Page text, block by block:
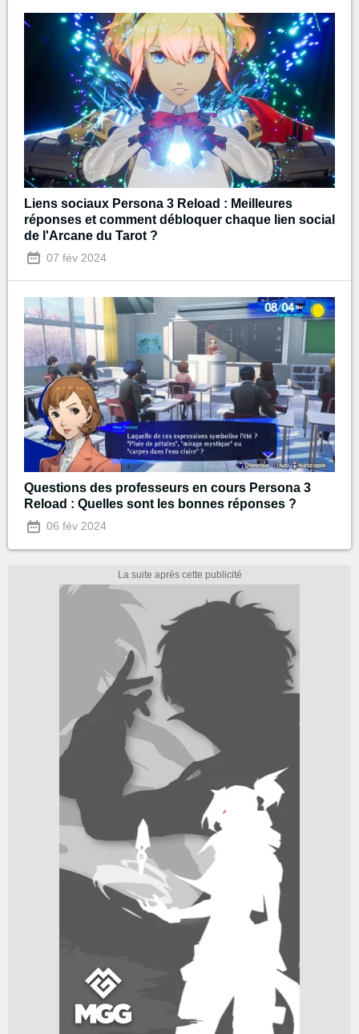
Liens sociaux Persona 3 Reload : Meilleures
réponses et comment débloquer chaque lien social
de l'Arcane du Tarot ?
07 fév 2024
Questions des professeurs en cours Persona 3
Reload : Quelles sont les bonnes réponses ?
06 fév 2024